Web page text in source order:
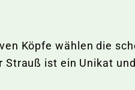
Köpfe wählen die
ist ein Unikat